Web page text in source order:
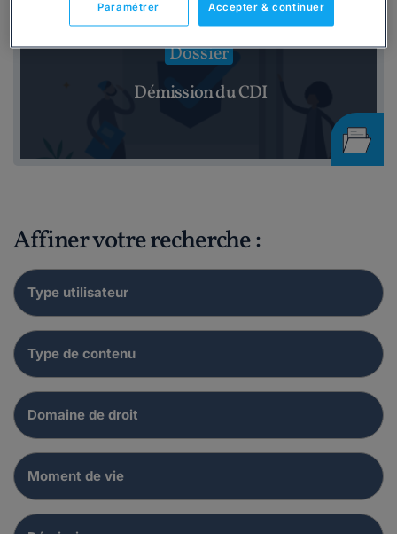
Dossier
Démission du CDI
Affiner votre recherche :
Accepter & continuer
Paramétrer